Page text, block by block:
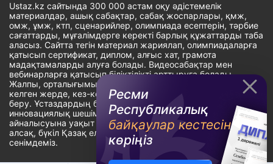
Ресми
Республикалық
байқаулар кестесін
көріңіз
Ustaz.kz сайтында 300 000 астам оқу әдістемелік
материалдар, ашық сабақтар, сабақ жоспарлары, қмж,
омж, ұмж, ктп, сценарийлер, олимпиада есептерін, тәрбие
сағаттарды, мұғалімдерге керекті барлық құжаттарды таба
аласыз. Сайтта тегін материал жариялап, олимпиадаларға
қатысып сертификат, диплом, алғыс хат, грамота
мадақтамаларды алуға болады. Видеосабақтар мен
вебинарларға қатысып біліктілікті арттыруға болады.
Жалпы, орталығымыздың басты мақсаты: ұстаздарға кез-
келген жерде, кез-келген уақытта білім алуына мүмкіндік
беру. Ұстаздардың барлық өзекті мәселелеріне
инновациялық шешім тауып, шығармашылық жұмыспен
айналысуына уақыт сыйлау. «Ұстаздарға сапалы білім бере
алсақ, бүкіл Қазақ еліне білім бере аламыз» - деген
сенімдеміз.